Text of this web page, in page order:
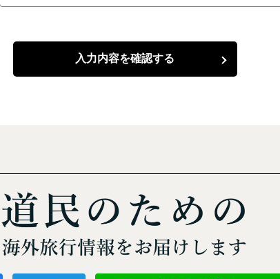
入力内容を確認する